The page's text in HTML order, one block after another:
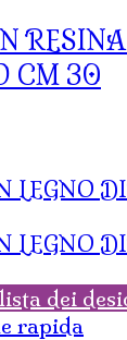
CM 30
dei
rapida